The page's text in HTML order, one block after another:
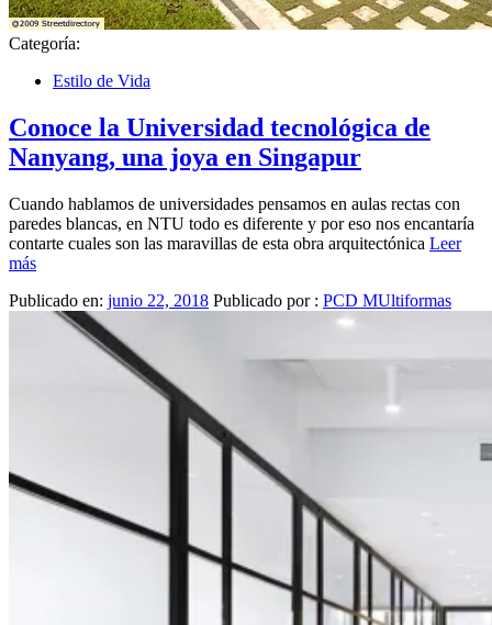
Categoría:
Estilo de Vida
Conoce la Universidad tecnológica de
Nanyang, una joya en Singapur
Cuando hablamos de universidades pensamos en aulas rectas con
paredes blancas, en NTU todo es diferente y por eso nos encantaría
contarte cuales son las maravillas de esta obra arquitectónica Leer
más
Publicado en: junio 22, 2018 Publicado por : PCD MUltiformas